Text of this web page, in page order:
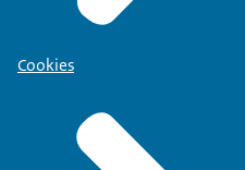
Cookies